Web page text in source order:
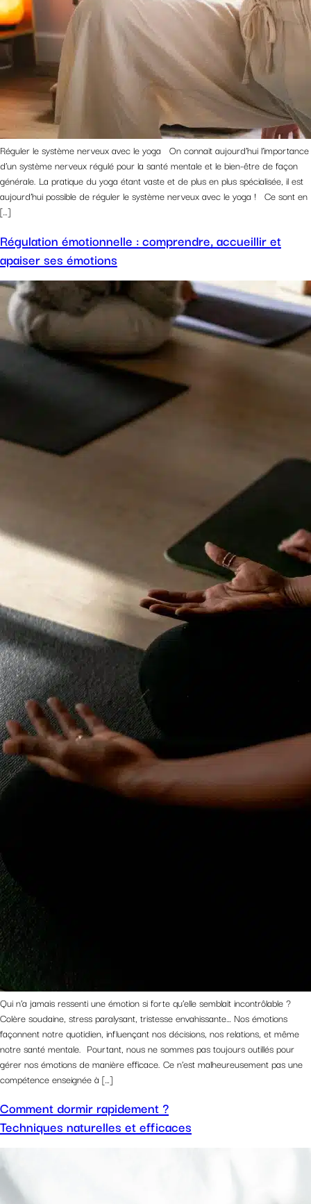
Réguler le système nerveux avec le yoga On connait aujourd’hui l’importance
d’un système nerveux régulé pour la santé mentale et le bien-être de façon
générale. La pratique du yoga étant vaste et de plus en plus spécialisée, il est
aujourd’hui possible de réguler le système nerveux avec le yoga ! Ce sont en
[…]
Régulation émotionnelle : comprendre, accueillir et
apaiser ses émotions
Qui n’a jamais ressenti une émotion si forte qu’elle semblait incontrôlable ?
Colère soudaine, stress paralysant, tristesse envahissante… Nos émotions
façonnent notre quotidien, influençant nos décisions, nos relations, et même
notre santé mentale. Pourtant, nous ne sommes pas toujours outillés pour
gérer nos émotions de manière efficace. Ce n’est malheureusement pas une
compétence enseignée à […]
Comment dormir rapidement ?
Techniques naturelles et efficaces